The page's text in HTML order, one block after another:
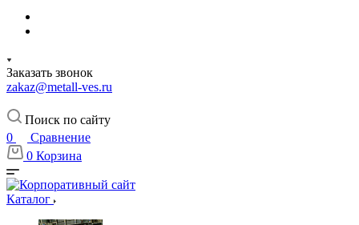
Заказать звонок
zakaz@metall-ves.ru
Поиск по сайту
0
Сравнение
0 Корзина
Каталог